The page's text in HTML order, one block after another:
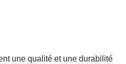
une qualité et une durabilité